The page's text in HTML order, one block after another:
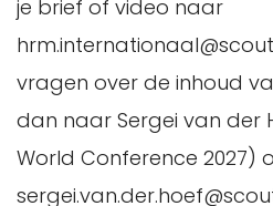
je brief of video naar
vragen over de inhoud
dan naar Sergei van der
World Conference 2027)